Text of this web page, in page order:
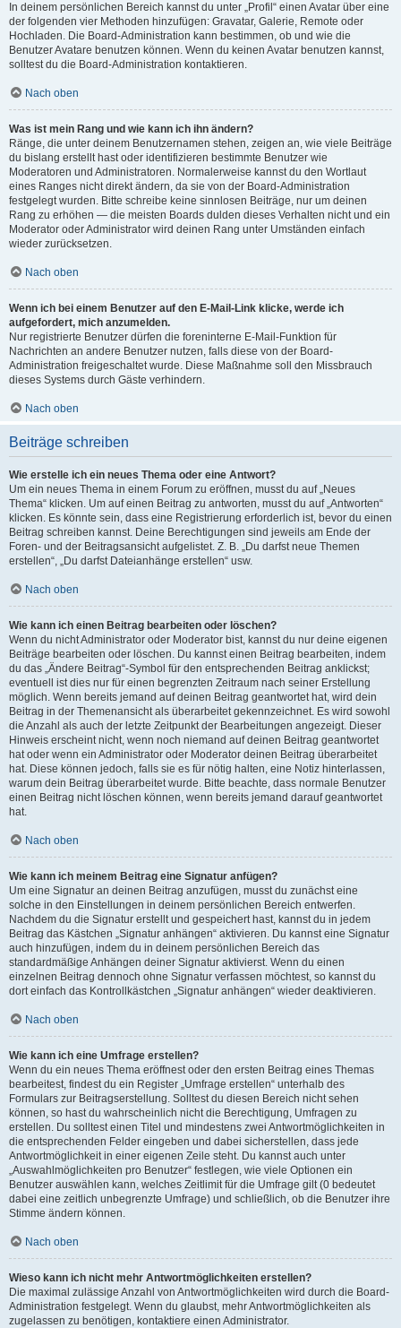
In deinem persönlichen Bereich kannst du unter „Profil“ einen Avatar über eine
der folgenden vier Methoden hinzufügen: Gravatar, Galerie, Remote oder
Hochladen. Die Board-Administration kann bestimmen, ob und wie die
Benutzer Avatare benutzen können. Wenn du keinen Avatar benutzen kannst,
solltest du die Board-Administration kontaktieren.
Nach oben
Was ist mein Rang und wie kann ich ihn ändern?
Ränge, die unter deinem Benutzernamen stehen, zeigen an, wie viele Beiträge
du bislang erstellt hast oder identifizieren bestimmte Benutzer wie
Moderatoren und Administratoren. Normalerweise kannst du den Wortlaut
eines Ranges nicht direkt ändern, da sie von der Board-Administration
festgelegt wurden. Bitte schreibe keine sinnlosen Beiträge, nur um deinen
Rang zu erhöhen — die meisten Boards dulden dieses Verhalten nicht und ein
Moderator oder Administrator wird deinen Rang unter Umständen einfach
wieder zurücksetzen.
Nach oben
Wenn ich bei einem Benutzer auf den E-Mail-Link klicke, werde ich
aufgefordert, mich anzumelden.
Nur registrierte Benutzer dürfen die foreninterne E-Mail-Funktion für
Nachrichten an andere Benutzer nutzen, falls diese von der Board-
Administration freigeschaltet wurde. Diese Maßnahme soll den Missbrauch
dieses Systems durch Gäste verhindern.
Nach oben
Beiträge schreiben
Wie erstelle ich ein neues Thema oder eine Antwort?
Um ein neues Thema in einem Forum zu eröffnen, musst du auf „Neues
Thema“ klicken. Um auf einen Beitrag zu antworten, musst du auf „Antworten“
klicken. Es könnte sein, dass eine Registrierung erforderlich ist, bevor du einen
Beitrag schreiben kannst. Deine Berechtigungen sind jeweils am Ende der
Foren- und der Beitragsansicht aufgelistet. Z. B. „Du darfst neue Themen
erstellen“, „Du darfst Dateianhänge erstellen“ usw.
Nach oben
Wie kann ich einen Beitrag bearbeiten oder löschen?
Wenn du nicht Administrator oder Moderator bist, kannst du nur deine eigenen
Beiträge bearbeiten oder löschen. Du kannst einen Beitrag bearbeiten, indem
du das „Ändere Beitrag“-Symbol für den entsprechenden Beitrag anklickst;
eventuell ist dies nur für einen begrenzten Zeitraum nach seiner Erstellung
möglich. Wenn bereits jemand auf deinen Beitrag geantwortet hat, wird dein
Beitrag in der Themenansicht als überarbeitet gekennzeichnet. Es wird sowohl
die Anzahl als auch der letzte Zeitpunkt der Bearbeitungen angezeigt. Dieser
Hinweis erscheint nicht, wenn noch niemand auf deinen Beitrag geantwortet
hat oder wenn ein Administrator oder Moderator deinen Beitrag überarbeitet
hat. Diese können jedoch, falls sie es für nötig halten, eine Notiz hinterlassen,
warum dein Beitrag überarbeitet wurde. Bitte beachte, dass normale Benutzer
einen Beitrag nicht löschen können, wenn bereits jemand darauf geantwortet
hat.
Nach oben
Wie kann ich meinem Beitrag eine Signatur anfügen?
Um eine Signatur an deinen Beitrag anzufügen, musst du zunächst eine
solche in den Einstellungen in deinem persönlichen Bereich entwerfen.
Nachdem du die Signatur erstellt und gespeichert hast, kannst du in jedem
Beitrag das Kästchen „Signatur anhängen“ aktivieren. Du kannst eine Signatur
auch hinzufügen, indem du in deinem persönlichen Bereich das
standardmäßige Anhängen deiner Signatur aktivierst. Wenn du einen
einzelnen Beitrag dennoch ohne Signatur verfassen möchtest, so kannst du
dort einfach das Kontrollkästchen „Signatur anhängen“ wieder deaktivieren.
Nach oben
Wie kann ich eine Umfrage erstellen?
Wenn du ein neues Thema eröffnest oder den ersten Beitrag eines Themas
bearbeitest, findest du ein Register „Umfrage erstellen“ unterhalb des
Formulars zur Beitragserstellung. Solltest du diesen Bereich nicht sehen
können, so hast du wahrscheinlich nicht die Berechtigung, Umfragen zu
erstellen. Du solltest einen Titel und mindestens zwei Antwortmöglichkeiten in
die entsprechenden Felder eingeben und dabei sicherstellen, dass jede
Antwortmöglichkeit in einer eigenen Zeile steht. Du kannst auch unter
„Auswahlmöglichkeiten pro Benutzer“ festlegen, wie viele Optionen ein
Benutzer auswählen kann, welches Zeitlimit für die Umfrage gilt (0 bedeutet
dabei eine zeitlich unbegrenzte Umfrage) und schließlich, ob die Benutzer ihre
Stimme ändern können.
Nach oben
Wieso kann ich nicht mehr Antwortmöglichkeiten erstellen?
Die maximal zulässige Anzahl von Antwortmöglichkeiten wird durch die Board-
Administration festgelegt. Wenn du glaubst, mehr Antwortmöglichkeiten als
zugelassen zu benötigen, kontaktiere einen Administrator.